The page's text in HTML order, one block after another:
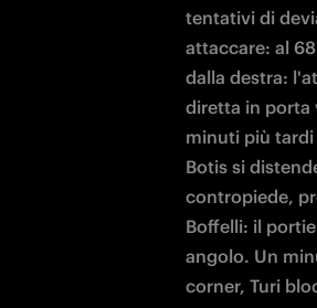
tentativi di
attaccare: al
dalla destra:
diretta in porta
minuti più
Botis si
contropiede,
Boffelli: il
angolo. Un
corner, Turi